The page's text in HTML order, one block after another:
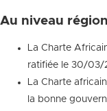
Au niveau
La Charte
ratifiée le 30/03/
La Charte
la bonne